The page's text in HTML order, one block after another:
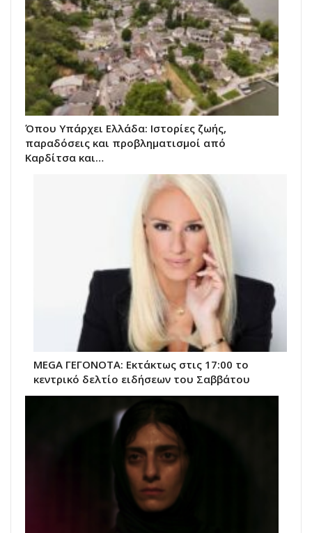
Όπου Υπάρχει Ελλάδα: Ιστορίες ζωής,
παραδόσεις και προβληματισμοί από
Καρδίτσα και…
MEGA ΓΕΓΟΝΟΤΑ: Εκτάκτως στις 17:00 το
κεντρικό δελτίο ειδήσεων του Σαββάτου